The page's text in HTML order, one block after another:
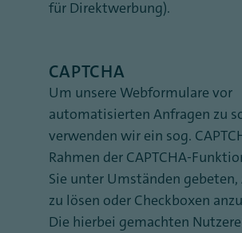
für Direktwerbung).
CAPTCHA
Um unsere Webformulare vor
automatisierten Anfragen zu
verwenden wir ein sog.
Rahmen der CAPTCHA-
Sie unter Umständen gebeten,
zu lösen oder Checkboxen
Die hierbei gemachten